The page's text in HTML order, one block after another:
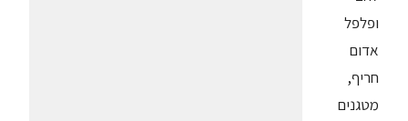
ופלפל
אדום
חריף,
מטגנים